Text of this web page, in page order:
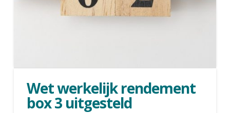
Wet werkelijk rendement
box 3 uitgesteld